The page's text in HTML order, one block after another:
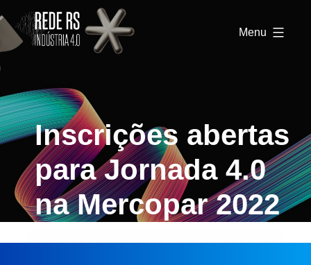
Rede
RS
Indústria
Menu
Inscrições abertas
para Jornada 4.0
na Mercopar 2022